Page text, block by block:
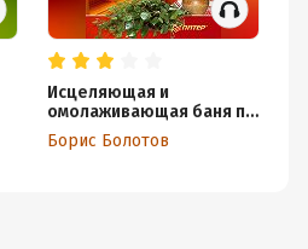
Исцеляющая и
омолаживающая баня по
Болотову
Борис Болотов